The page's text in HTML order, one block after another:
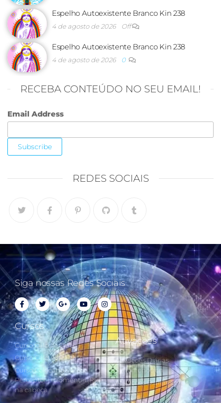
Espelho Autoexistente Branco Kin 238
4 de agosto de 2026 Off
Espelho Autoexistente Branco Kin 238
4 de agosto de 2026 0
RECEBA CONTEÚDO NO SEU EMAIL!
Email Address
REDES SOCIAIS
Siga nossas Redes Sociais
Cursos
Curso Cálculo Parte 1
Curso Cálculo Parte 2
Curso Colocando o
Perceptor Holomental (PH)
na cabeça
Ativações
Ativações Diárias
Synchronotron
Ativações Diárias Lei do
Tempo